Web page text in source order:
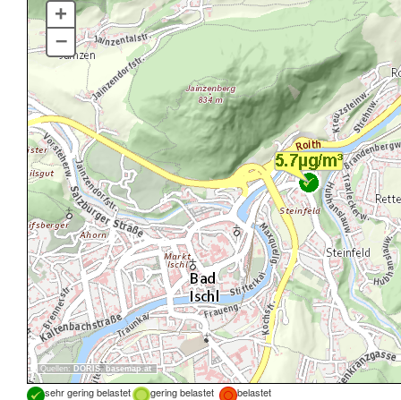
Quellen: DORIS, basemap.at
+
–
sehr gering belastet gering belastet
belastet